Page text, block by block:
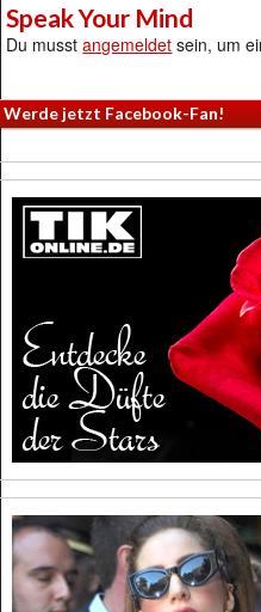
Speak Your Mind
Du musstangemeldet sein, um
Werde jetzt Facebook-Fan!